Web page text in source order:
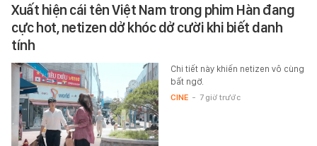
Xuất hiện cái tên Việt Nam trong phim Hàn đang
cực hot, netizen dở khóc dở cười khi biết danh
tính
Chi tiết này khiến netizen vô cùng
bất ngờ.
CINE - 7 giờ trước